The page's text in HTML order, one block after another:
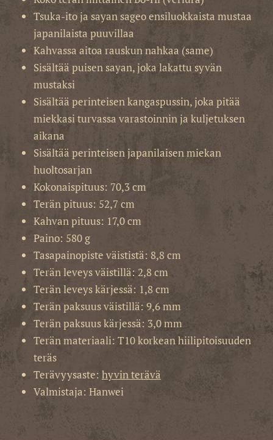
Tsuka-ito ja sayan sageo ensiluokkaista mustaa
japanilaista puuvillaa
Kahvassa aitoa rauskun nahkaa (same)
Sisältää puisen sayan, joka lakattu syvän
mustaksi
Sisältää perinteisen kangaspussin, joka pitää
miekkasi turvassa varastoinnin ja kuljetuksen
aikana
Sisältää perinteisen japanilaisen miekan
huoltosarjan
Kokonaispituus: 70,3 cm
Terän pituus: 52,7 cm
Kahvan pituus: 17,0 cm
Paino: 580 g
Tasapainopiste väististä: 8,8 cm
Terän leveys väistillä: 2,8 cm
Terän leveys kärjessä: 1,8 cm
Terän paksuus väistillä: 9,6 mm
Terän paksuus kärjessä: 3,0 mm
Terän materiaali: T10 korkean hiilipitoisuuden
teräs
Terävyysaste: hyvin terävä
Valmistaja: Hanwei